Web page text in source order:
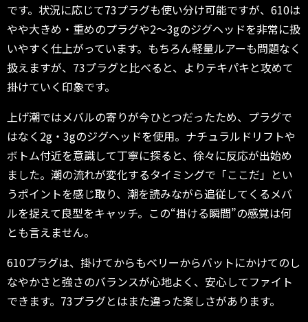
です。状況に応じて73プラグも使い分け可能ですが、610は
やや大きめ・重めのプラグや2～3gのジグヘッドを非常に扱
いやすく仕上がっています。もちろん軽量ルアーも問題なく
扱えますが、73プラグと比べると、よりテキパキと攻めて
掛けていく印象です。
上げ潮ではメバルの寄りが今ひとつだったため、プラグで
はなく2g・3gのジグヘッドを使用。ナチュラルドリフトや
ボトム付近を意識して丁寧に探ると、徐々に反応が出始め
ました。潮の流れが変化するタイミングで「ここだ」とい
うポイントを感じ取り、潮を読みながら追従してくるメバ
ルを捉えて良型をキャッチ。この“掛ける瞬間”の感覚は何
とも言えません。
610プラグは、掛けてからもベリーからバットにかけてのし
なやかさと強さのバランスが心地よく、安心してファイト
できます。73プラグとはまた違った楽しさがあります。